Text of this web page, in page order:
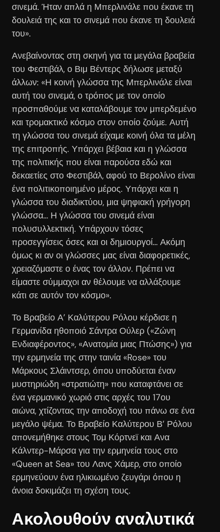
σινεμά. Ήταν απλά η Μπερλινάλε που έκανε τη
δουλειά της και το σινεμά που έκανε τη δουλειά
του».
Ανεβαίνοντας στη σκηνή για τα μεγάλα βραβεία
του Φεστιβάλ, ο Βιμ Βέντερς δήλωσε μεταξύ
άλλων: «Η κοινή γλώσσα της Μπερλινάλε είναι
αυτή του σινεμά, ο τρόπος με τον οποίο
προσπαθούμε να καταλάβουμε τον μπερδεμένο
και τρομακτικό κόσμο στον οποίο ζούμε. Αυτή
τη γλώσσα του σινεμά είχαμε κοινή όλα τα μέλη
της επιτροπής. Υπάρχει βέβαια και η γλώσσα
της πολιτικής που είναι παρούσα εδώ και
δεκαετίες στο Φεστιβάλ, αφού το Βερολίνο είναι
ένα πολιτικοποιημένο μέρος. Υπάρχει και η
γλώσσα του διαδικτύου, μια ψηφιακή γρήγορη
γλώσσα… Η γλώσσα του σινεμά είναι
πολυσυλλεκτική. Υπάρχουν τόσες
προσεγγίσεις όσες και οι δημιουργοί… Ακόμη
όμως κι αν οι γλώσσες μας είναι διαφορετικές,
χρειαζόμαστε ο ένας τον άλλον. Πρέπει να
είμαστε σύμμαχοι αν θέλουμε να αλλάξουμε
κάτι σε αυτόν τον κόσμο».
Το Βραβείο Α’ Καλύτερου Ρόλου κέρδισε η
Γερμανίδα ηθοποιό Σάντρα Ούλερ («Ζώνη
Ενδιαφέροντος», «Ανατομία μιας Πτώσης») για
την ερμηνεία της στην ταινία «Rose» του
Μάρκους Σλάιντσερ, όπου υποδύεται έναν
μυστηριώδη «στρατιώτη» που καταφτάνει σε
ένα γερμανικό χωριό στις αρχές του 17ου
αιώνα, χτίζοντας την αποδοχή του πάνω σε ένα
μεγάλο ψέμα. Το Βραβείο Καλύτερου Β’ Ρόλου
απονεμήθηκε στους Τομ Κόρτνεϊ και Ανα
Κάλντερ-Μάρσα για την ερμηνεία τους στο
«Queen at Sea» του Λανς Χάμερ, στο οποίο
ερμηνεύουν ένα ηλικιωμένο ζευγάρι όπου η
άνοια δοκιμάζει τη σχέση τους.
Ακολουθούν αναλυτικά